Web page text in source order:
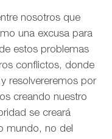
nosotros que
una excusa para
estos problemas
conflictos, donde
resolvereremos por
creando nuestro
se creará
mundo, no del